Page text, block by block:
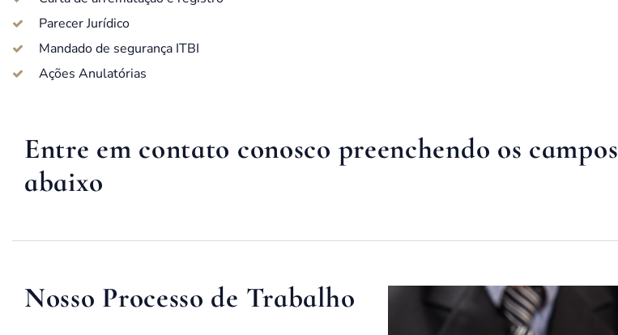
Parecer Jurídico
Mandado de segurança ITBI
Ações Anulatórias
Entre em contato conosco preenchendo os campos
abaixo
Nosso Processo de Trabalho